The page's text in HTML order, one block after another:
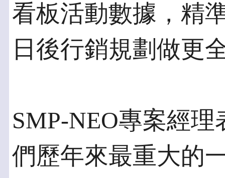
看板活動數據，精
日後行銷規劃做更
SMP-NEO專案經
們歷年來最重大的